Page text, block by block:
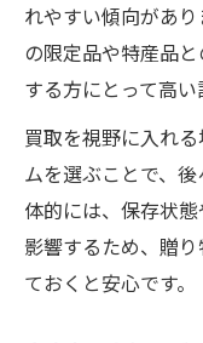
れやすい傾向があ
の限定品や特産品
する方にとって高い
買取を視野に入れ
ムを選ぶことで、
体的には、保存状
影響するため、贈
ておくと安心です。